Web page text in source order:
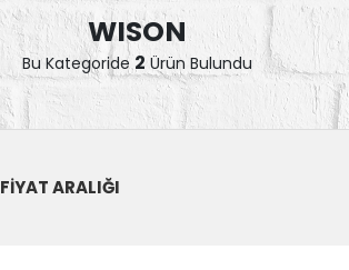
WISON
Bu Kategoride 2 Ürün Bulundu
FİYAT ARALIĞI